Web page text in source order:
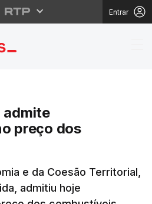
Entrar
admite
preço dos
e da Coesão Territorial,
admitiu hoje